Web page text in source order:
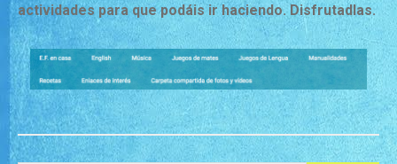
actividades para que podáis ir haciendo. Disfrutadlas.